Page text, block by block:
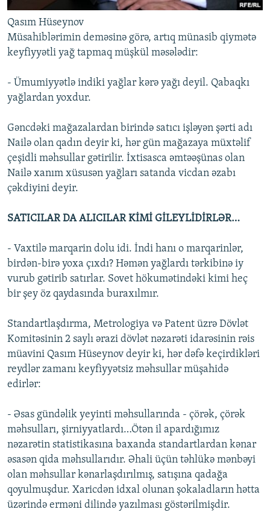
Qasım Hüseynov
Müsahiblərimin deməsinə görə, artıq münasib qiymətə
keyfiyyətli yağ tapmaq müşkül məsələdir:
- Ümumiyyətlə indiki yağlar kərə yağı deyil. Qabaqkı
yağlardan yoxdur.
Gəncdəki mağazalardan birində satıcı işləyən şərti adı
Nailə olan qadın deyir ki, hər gün mağazaya müxtəlif
çeşidli məhsullar gətirilir. İxtisasca əmtəəşünas olan
Nailə xanım xüsusən yağları satanda vicdan əzabı
çəkdiyini deyir.
SATICILAR DA ALICILAR KİMİ GİLEYLİDİRLƏR…
- Vaxtilə marqarin dolu idi. İndi hanı o marqarinlər,
birdən-birə yoxa çıxdı? Həmən yağlardı tərkibinə iy
vurub gətirib satırlar. Sovet hökumətindəki kimi heç
bir şey öz qaydasında buraxılmır.
Standartlaşdırma, Metrologiya və Patent üzrə Dövlət
Komitəsinin 2 saylı ərazi dövlət nəzarəti idarəsinin rəis
müavini Qasım Hüseynov deyir ki, hər dəfə keçirdikləri
reydlər zamanı keyfiyyətsiz məhsullar müşahidə
edirlər:
- Əsas gündəlik yeyinti məhsullarında - çörək, çörək
məhsulları, şirniyyatlardı…Ötən il apardığımız
nəzarətin statistikasına baxanda standartlardan kənar
əsasən qida məhsullarıdır. Əhali üçün təhlükə mənbəyi
olan məhsullar kənarlaşdırılmış, satışına qadağa
qoyulmuşdur. Xaricdən idxal olunan şokaladların hətta
üzərində erməni dilində yazılması göstərilmişdir.